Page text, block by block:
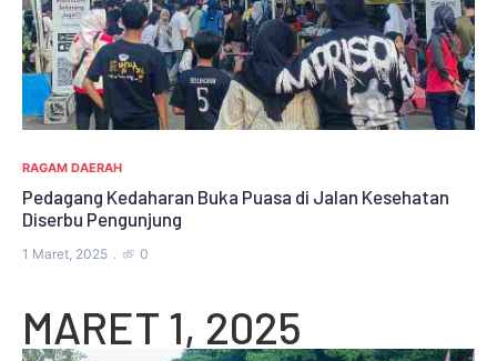
RAGAM DAERAH
Pedagang Kedaharan Buka Puasa di Jalan Kesehatan
Diserbu Pengunjung
1 Maret, 2025
MARET 1, 2025